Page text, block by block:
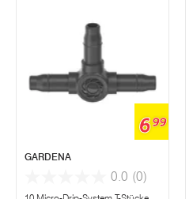
699
GARDENA
0.0 (0)